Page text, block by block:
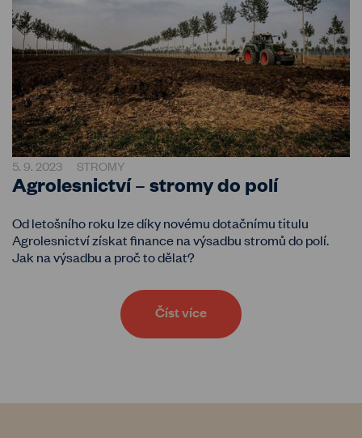
5. 9. 2023 STROMY
Agrolesnictví – stromy do polí
Od letošního roku lze díky novému dotačnímu titulu
Agrolesnictví získat finance na výsadbu stromů do polí.
Jak na výsadbu a proč to dělat?
Číst více